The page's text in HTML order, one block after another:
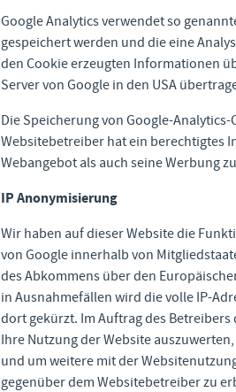
Google Analytics verwendet so
gespeichert werden und die eine
den Cookie erzeugten Informationen
Server von Google in den USA
Die Speicherung von Google-
Websitebetreiber hat ein berechtigtes
Webangebot als auch seine Werbung
IP Anonymisierung
Wir haben auf dieser Website die
von Google innerhalb von
des Abkommens über den
in Ausnahmefällen wird die volle IP-
dort gekürzt. Im Auftrag des
Ihre Nutzung der Website
und um weitere mit der
gegenüber dem Websitebetreiber zu